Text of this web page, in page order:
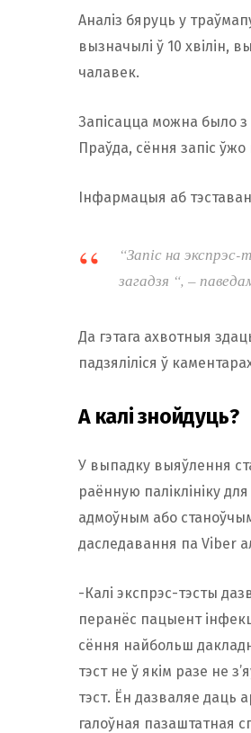
Аналіз бяруць у
вызначылі ў 10 хвілін,
чалавек.
Запісацца можна было з
Праўда, сёння запіс ўжо
Інфармацыя аб
“Запіс на
загадзя “, –
Да гэтага ахвотныя
падзяліліся ў
А калі знойдуць?
У выпадку выяўлення
раённую паліклініку
адмоўным або
даследавання па Viber
-Калі экспрэс-тэсты
перанёс пацыент
сёння найбольш
тэст не ў якім разе не
тэст. Ён дазваляе
галоўная пазаштатная